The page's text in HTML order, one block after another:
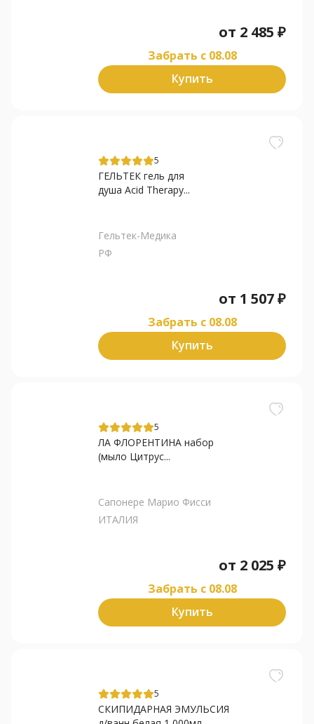
от 2 485 ₽
Забрать c 08.08
Купить
5
ГЕЛЬТЕК гель для
душа Acid Therapy...
Гельтек-Медика
РФ
от 1 507₽
Забрать c 08.08
Купить
5
ЛА ФЛОРЕНТИНА набор
(мыло Цитрус...
Сапонере Марио Фисси
ИТАЛИЯ
от 2 025 ₽
Забрать c 08.08
Купить
5
СКИПИДАРНАЯ ЭМУЛЬСИЯ